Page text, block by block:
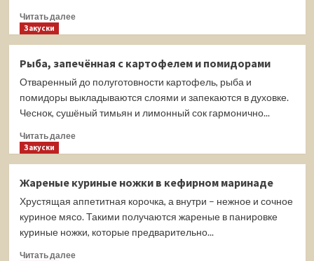
Читать далееПрочитать
грудка,
тушенная
в
вине
молоке
Закуски
Рыба, запечённая с картофелем и помидорами
Отваренный до полуготовности картофель, рыба и
помидоры выкладываются слоями и запекаются в духовке.
Чеснок, сушёный тимьян и лимонный сок гармонично...
Читать далееПрочитать
запечённая
с
картофелем
помидорами
Закуски
Жареные куриные ножки в кефирном маринаде
Хрустящая аппетитная корочка, а внутри – нежное и сочное
куриное мясо. Такими получаются жареные в панировке
куриные ножки, которые предварительно...
Читать далееПрочитать